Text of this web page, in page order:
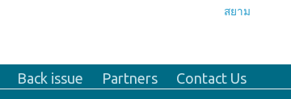
สยาม
Back issue Partners Contact Us